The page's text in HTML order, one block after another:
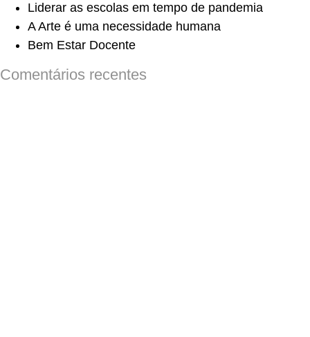
Liderar as escolas em tempo de pandemia
A Arte é uma necessidade humana
Bem Estar Docente
Comentários recentes